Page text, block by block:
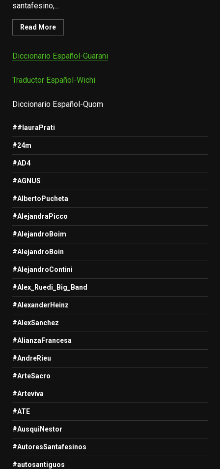
santafesino,...
Read More
Diccionario Español-Guarani
Traductor Español-Wichi
Diccionario Español-Quom
##lauraPrati
#24m
#AD4
#AGNUS
#AlbertoPucheta
#AlejandraPicco
#AlejandroBoim
#AlejandroBoin
#AlejandroContini
#Alex_Ruedi_Big_Band
#AlexanderHeinz
#AlexSanchez
#AlianzaFrancesa
#AndreRieu
#ArteSacro
#Arteviva
#ATE
#AusquiNestor
#AutoresSantafesinos
#autosantiguos